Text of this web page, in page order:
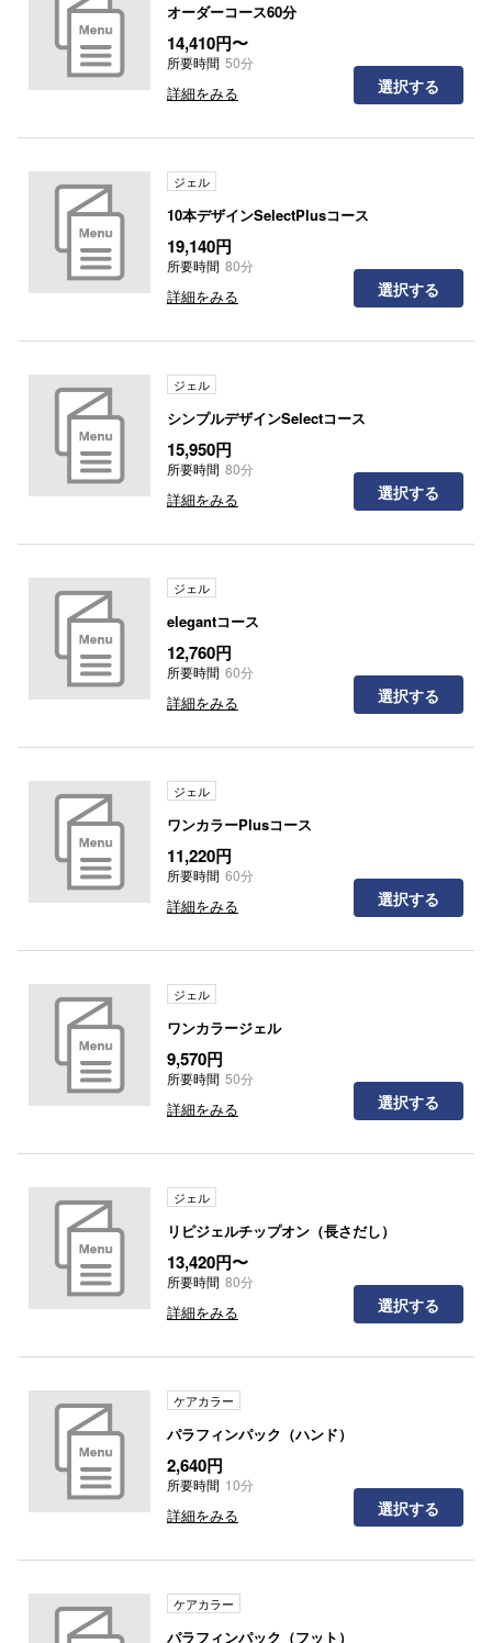
オーダーコース60分
14,410円〜
所要時間 50分
詳細をみる 選択する
ジェル
10本デザインSelectPlusコース
19,140円
所要時間 80分
詳細をみる 選択する
ジェル
シンプルデザインSelectコース
15,950円
所要時間 80分
詳細をみる 選択する
ジェル
elegantコース
12,760円
所要時間 60分
詳細をみる 選択する
ジェル
ワンカラーPlusコース
11,220円
所要時間 60分
詳細をみる 選択する
ジェル
ワンカラージェル
9,570円
所要時間 50分
詳細をみる 選択する
ジェル
リピジェルチップオン（長さだし）
13,420円〜
所要時間 80分
詳細をみる 選択する
ケアカラー
パラフィンパック（ハンド）
2,640円
所要時間 10分
詳細をみる 選択する
ケアカラー
パラフィンパック（フット）